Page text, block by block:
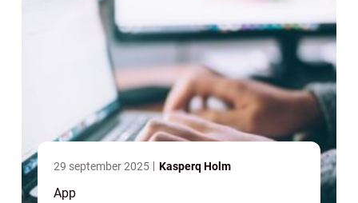
29 september 2025 Kasperq Holm
App